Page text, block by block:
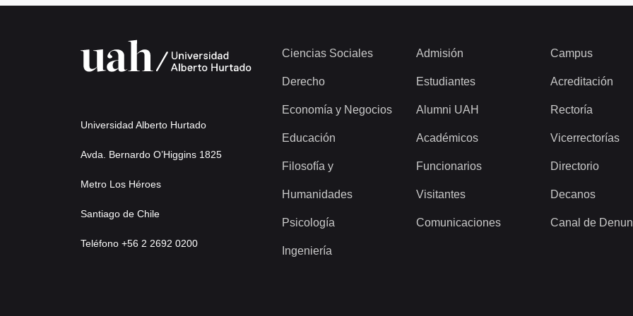
Universidad Alberto Hurtado
Avda. Bernardo O’Higgins 1825
Metro Los Héroes
Santiago de Chile
Teléfono +56 2 2692 0200
Ciencias Sociales
Derecho
Economía y Negocios
Educación
Filosofía y
Humanidades
Psicología
Ingeniería
Admisión
Estudiantes
Alumni UAH
Académicos
Funcionarios
Visitantes
Comunicaciones
Campus
Acreditación
Rectoría
Vicerrectorías
Directorio
Decanos
Canal de